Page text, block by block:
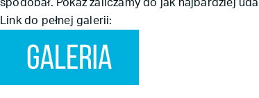
spodobał. Pokaz zaliczamy do jak najbardziej
Link do pełnej galerii: